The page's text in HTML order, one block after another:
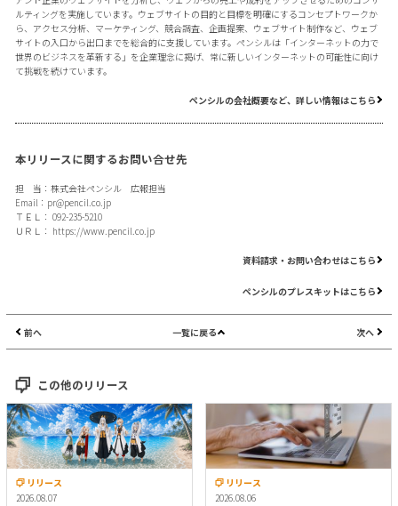
ルティングを実施しています。ウェブサイトの目的と目標を明確にするコンセプトワークか
ら、アクセス分析、マーケティング、競合調査、企画提案、ウェブサイト制作など、ウェブ
サイトの入口から出口までを総合的に支援しています。ペンシルは「インターネットの力で
世界のビジネスを革新する」を企業理念に掲げ、常に新しいインターネットの可能性に向け
て挑戦を続けています。
ペンシルの会社概要など、詳しい情報はこちら
本リリースに関するお問い合せ先
担 当：株式会社ペンシル 広報担当
Email： pr@pencil.co.jp
ＴＥＬ： 092-235-5210
ＵＲＬ： https://www.pencil.co.jp
資料請求・お問い合わせはこちら
ペンシルのプレスキットはこちら
前へ 一覧に戻る 次へ
この他のリリース
リリース
2026.08.07
リリース
2026.08.06